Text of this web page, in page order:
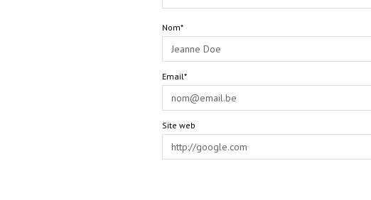
Nom*
Email*
Site web